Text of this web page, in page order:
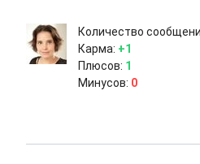
Количество
Карма: +1
Плюсов: 1
Минусов: 0